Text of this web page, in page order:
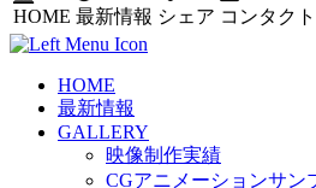
HOME 最新情報 シェア コンタクト
HOME
最新情報
GALLERY
映像制作実績
CGアニメーションサン